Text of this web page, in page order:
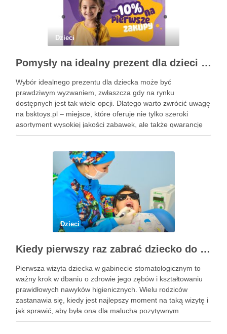
Dzieci
Pomysły na idealny prezent dla dzieci z BSKToys
Wybór idealnego prezentu dla dziecka może być
prawdziwym wyzwaniem, zwłaszcza gdy na rynku
dostępnych jest tak wiele opcji. Dlatego warto zwrócić uwagę
na bsktoys.pl – miejsce, które oferuje nie tylko szeroki
asortyment wysokiej jakości zabawek, ale także gwarancję
bezpieczeństwa i trwałości. Każdy rodzic pragnie, aby jego
Dzieci
Kiedy pierwszy raz zabrać dziecko do dentysty? Wskazówki dla rodziców
Pierwsza wizyta dziecka w gabinecie stomatologicznym to
ważny krok w dbaniu o zdrowie jego zębów i kształtowaniu
prawidłowych nawyków higienicznych. Wielu rodziców
zastanawia się, kiedy jest najlepszy moment na taką wizytę i
jak sprawić, aby była ona dla malucha pozytywnym
doświadczeniem. Na te pytania odpowiada doświadczony